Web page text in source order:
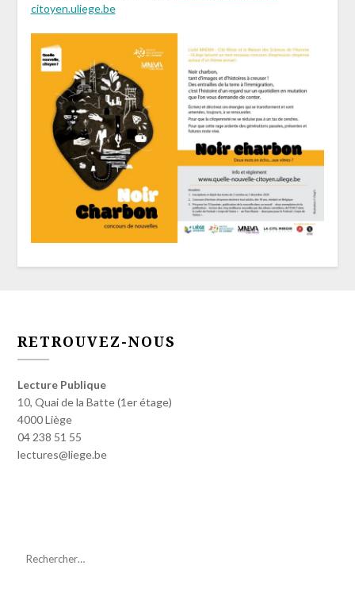
citoyen.uliege.be
RETROUVEZ-NOUS
Lecture Publique
10, Quai de la Batte (1er étage)
4000 Liège
04 238 51 55
lectures@liege.be